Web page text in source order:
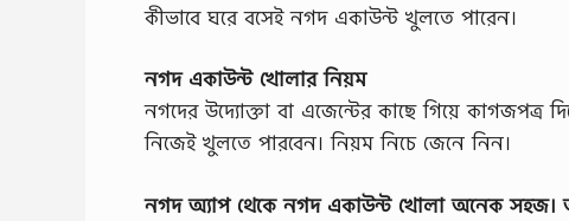
কীভাবে ঘরে বসেই নগদ একাউন্ট খুলতে পারেন।
নগদ একাউন্ট খোলার নিয়ম
নগদের উদ্যোক্তা বা এজেন্টের কাছে গিয়ে
নিজেই খুলতে পারবেন। নিয়ম নিচে জেনে নিন।
নগদ অ্যাপ থেকে নগদ একাউন্ট খোলা অনেক সহজ।